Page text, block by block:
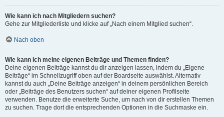
Wie kann ich nach Mitgliedern suchen?
Gehe zur Mitgliederliste und klicke auf „Nach einem Mitglied suchen“.
Nach oben
Wie kann ich meine eigenen Beiträge und Themen finden?
Deine eigenen Beiträge kannst du dir anzeigen lassen, indem du „Eigene
Beiträge“ im Schnellzugriff oben auf der Boardseite auswählst. Alternativ
kannst du auch „Deine Beiträge anzeigen“ in deinem persönlichen Bereich
oder „Beiträge des Benutzers suchen“ auf deiner eigenen Profilseite
verwenden. Benutze die erweiterte Suche, um nach von dir erstellen Themen
zu suchen. Trage dort die entsprechenden Optionen in die Suchmaske ein.